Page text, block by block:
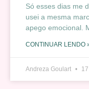
Só esses dias me
usei a mesma
apego emocional.
CONTINUAR LENDO
Andreza Goulart